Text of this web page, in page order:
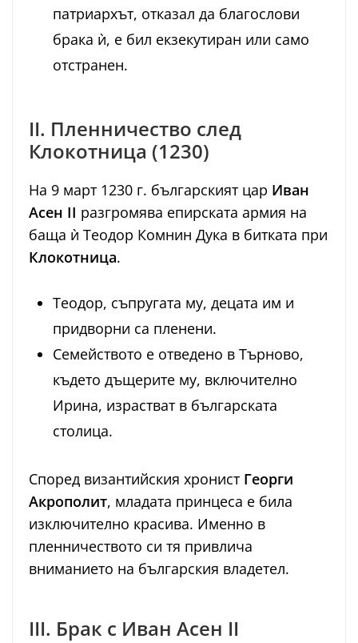
патриархът, отказал да благослови
брака ѝ, е бил екзекутиран или само
отстранен.
II. Пленничество след
Клокотница (1230)
На 9 март 1230 г. българският цар Иван
Асен II разгромява епирската армия на
баща ѝ Теодор Комнин Дука в битката при
Клокотница.
Теодор, съпругата му, децата им и
придворни са пленени.
Семейството е отведено в Търново,
където дъщерите му, включително
Ирина, израстват в българската
столица.
Според византийския хронист Георги
Акрополит, младата принцеса е била
изключително красива. Именно в
пленничеството си тя привлича
вниманието на българския владетел.
III. Брак с Иван Асен II